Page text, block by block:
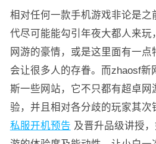
相对任何一款手机游戏非论是之
代尽可能能勾引年夜大都人来玩
网游的豪情，或是这里面有一
会让很多人的存眷。而zhaosf新
斯一些网站，它不只都有超卓网
验，并且相对各分歧的玩家其次
私服开机预告 及晋升品级讲授